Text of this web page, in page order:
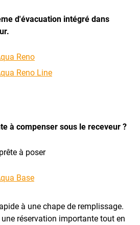
d'évacuation intégré dans
Reno
Reno Line
à compenser sous le receveur ?
à poser
Base
à une chape de remplissage.
réservation importante tout en